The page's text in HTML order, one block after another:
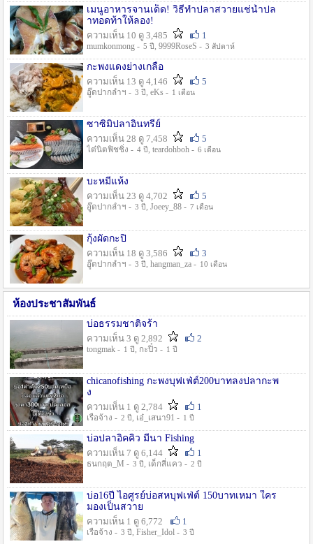
เมนูอาหารจานเด็ด! วิธีทำปลาสวายแช่น้ำปล
าทอดท้าให้ลอง!
ความเห็น 10 ดู 3,485
1
mumkonmong - 5 ปี , 9999RoseS - 3 สัปดาห์
กะพงแดงย่างเกลือ
ความเห็น 13 ดู 4,146
5
อู๊ดปากลำฯ - 3 ปี , eKs - 1 เดือน
ซาซิมิปลาอินทรีย์
ความเห็น 28 ดู 7,458
5
ไต๋นิตฟิชชิ่ง - 4 ปี , teardohboh - 6 เดือน
บะหมี่แห้ง
ความเห็น 23 ดู 4,702
5
อู๊ดปากลำฯ - 3 ปี , Joeey_88 - 7 เดือน
กุ้งผัดกะปิ
ความเห็น 18 ดู 3,586
3
อู๊ดปากลำฯ - 3 ปี , hangman_za - 10 เดือน
ห้องประชาสัมพันธ์
บ่อธรรมชาติจร้า
ความเห็น 3 ดู 2,892
2
tongmak - 1 ปี , กะปิ๋ว - 1 ปี
chicanofishing กะพงบุฟเฟ่ต์200บาทลงปลากะพ
ง
ความเห็น 1 ดู 2,784
1
เรือจ้าง - 2 ปี , เอ๋_เสนา91 - 1 ปี
บ่อปลาอิคคิว มีนา Fishing
ความเห็น 7 ดู 6,144
1
ธนกฤต_M - 3 ปี , เด็กสี่แคว - 2 ปี
บ่อ16ปี ไอศูรย์บ่อสหบุฟเฟ่ต์ 150บาทเหมา ใคร
มองเป็นสวาย
ความเห็น 1 ดู 6,772
1
เรือจ้าง - 3 ปี , Fisher_Idol - 3 ปี